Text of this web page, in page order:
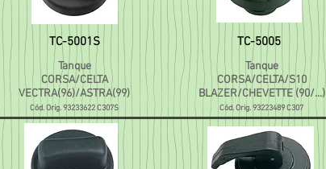
TC-5001S
Tanque
CORSA/CELTA
VECTRA(96)/ASTRA(99)
Cód. Orig. 93233622 C307S
TC-5005
Tanque
CORSA/CELTA/S10
BLAZER/CHEVETTE (90/...)
Cód. Orig. 93223489 C307